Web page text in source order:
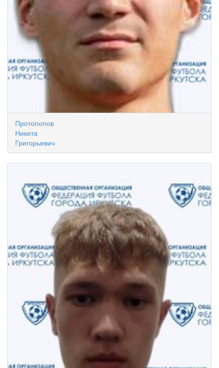
Протопопов
Никита
Григорьевич